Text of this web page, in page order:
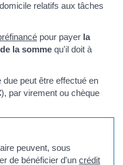
relatifs aux tâches
pour payer la
la somme qu'il doit à
peut être effectué en
), par virement ou chèque
peuvent, sous
de bénéficier d'uncrédit